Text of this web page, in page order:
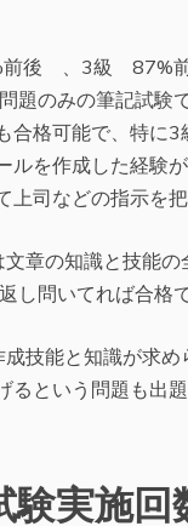
後 、3級 87%
題のみの筆記試験で
合格可能で、特に
ルを作成した経験
司などの指示を
章の知識と技能
し問いてれば合格
技能と知識が求め
るという問題も出
験実施回